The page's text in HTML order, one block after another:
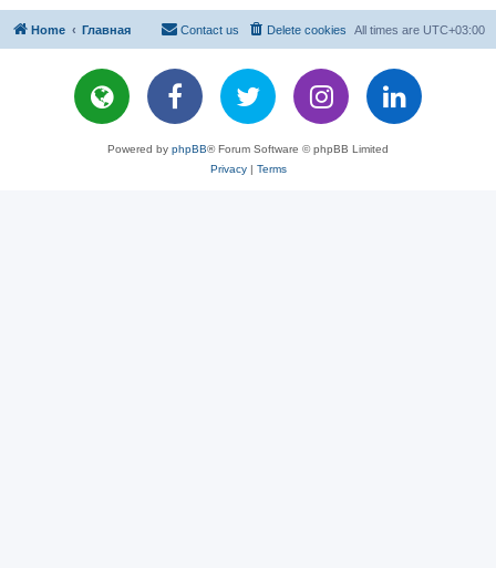
Home Главная All times are UTC+03:00
Delete cookies
Contact us
Powered by phpBB® Forum Software © phpBB Limited
Privacy| Terms